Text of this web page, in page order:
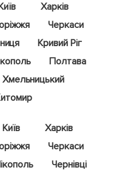
Харків
Черкаси
Кривий Ріг
Полтава
Хмельницький
Київ
Харків
Черкаси
Чернівці